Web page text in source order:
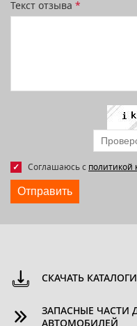
Текст отзыва *
Соглашаюсь с политикой
Отправить
СКАЧАТЬ КАТАЛОГИ
ЗАПАСНЫЕ ЧАСТИ
АВТОМОБИЛЕЙ